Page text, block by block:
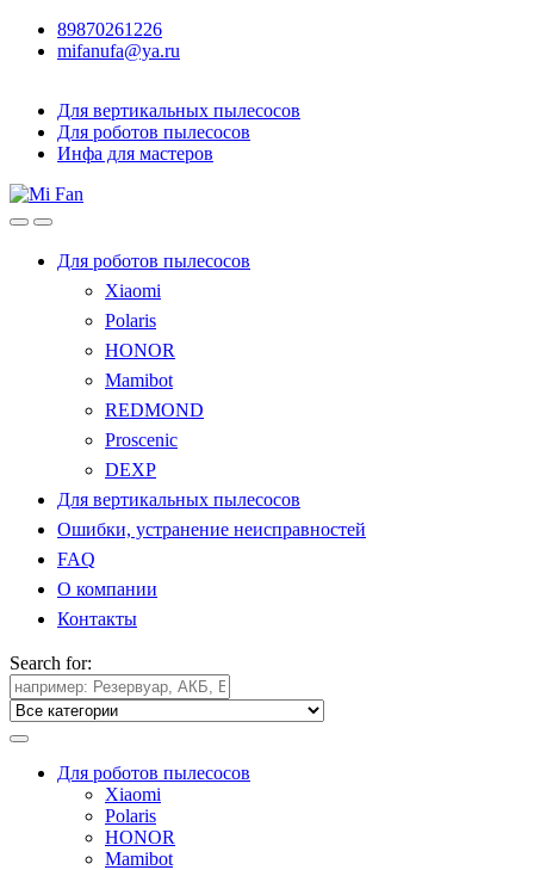
89870261226
mifanufa@ya.ru
Для вертикальных пылесосов
Для роботов пылесосов
Инфа для мастеров
Для роботов пылесосов
Xiaomi
Polaris
HONOR
Mamibot
REDMOND
Proscenic
DEXP
Для вертикальных пылесосов
Ошибки, устранение неисправностей
FAQ
О компании
Контакты
Search for:
Для роботов пылесосов
Xiaomi
Polaris
HONOR
Mamibot